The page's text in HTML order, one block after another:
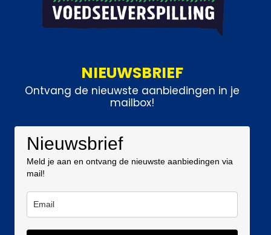
NIEUWSBRIEF
Ontvang de nieuwste aanbiedingen in je
mailbox!
Nieuwsbrief
Meld je aan en ontvang de nieuwste aanbiedingen via
mail!